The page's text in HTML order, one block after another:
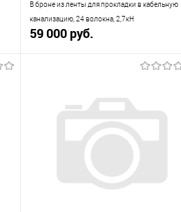
В броне из ленты для прокладки в кабельную
канализацию, 24 волокна, 2,7кН
59 000 руб.
Купить в 1 клик
К сравнению
В избранное
В наличии